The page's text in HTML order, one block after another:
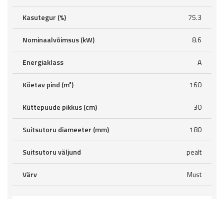
Kasutegur (%) 75.3
Nominaalvõimsus (kW) 8.6
Energiaklass A
Köetav pind (m³) 160
Küttepuude pikkus (cm) 30
Suitsutoru diameeter (mm) 180
Suitsutoru väljund pealt
Värv Must